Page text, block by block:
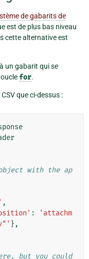
de gabarits de
est de plus bas niveau
cette alternative est
un gabarit qui se
for.
que ci-dessus :
with the ap
,
:
'attachm
},
but you could